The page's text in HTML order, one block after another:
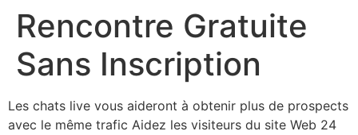
Rencontre Gratuite
Sans Inscription
Les chats live vous aideront à obtenir plus de prospects
avec le même trafic Aidez les visiteurs du site Web 24